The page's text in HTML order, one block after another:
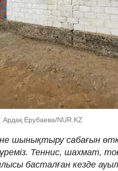
Ардақ Ерубаева/NUR.KZ
шынықтыру сабағын
Теннис, шахмат,
басталған кезде